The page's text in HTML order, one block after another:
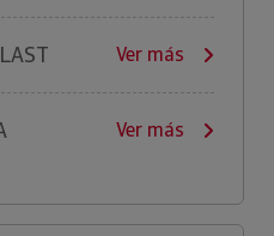
Ver más
Ver más